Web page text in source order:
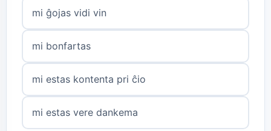
mi ĝojas vidi vin
mi bonfartas
mi estas kontenta pri ĉio
mi estas vere dankema